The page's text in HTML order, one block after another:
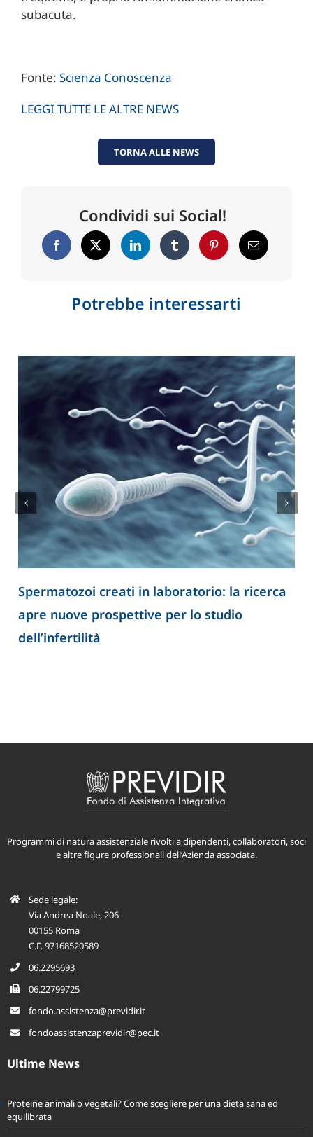
subacuta.
Fonte: Scienza Conoscenza
LEGGI TUTTE LE ALTRE NEWS
TORNA ALLE NEWS
Condividi sui Social!
Potrebbe interessarti
Spermatozoi creati in laboratorio: la ricerca
apre nuove prospettive per lo studio
dell’infertilità
Programmi di natura assistenziale rivolti a dipendenti, collaboratori, soci
e altre figure professionali dell’Azienda associata.
Sede legale:
Via Andrea Noale, 206
00155 Roma
C.F. 97168520589
06.2295693
06.22799725
fondo.assistenza@previdir.it
fondoassistenzaprevidir@pec.it
Ultime News
Proteine animali o vegetali? Come scegliere per una dieta sana ed
equilibrata